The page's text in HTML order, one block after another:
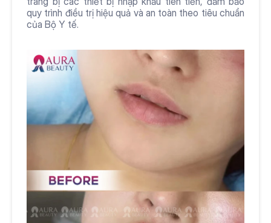
quy trình điều trị hiệu quả và an toàn theo tiêu chuẩn
của Bộ Y tế.